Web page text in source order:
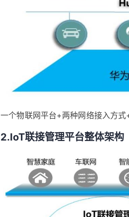
一个物联网平台+两种网络接入方
2.IoT联接管理平台整体架构